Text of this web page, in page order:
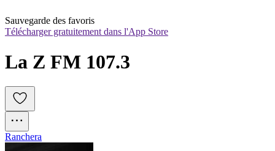
Sauvegarde des favoris
Télécharger gratuitement dans l'App Store
La Z FM 107.3
Ranchera